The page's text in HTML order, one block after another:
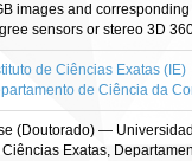
images and
sensors or stereo 3D
de Ciências Exatas (IE)
de Ciência da
(Doutorado) —
Exatas,